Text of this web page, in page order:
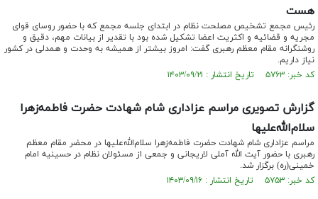
هست
رئیس مجمع تشخیص مصلحت نظام در ابتدای جلسه مجمع که با حضور روسای قوای
مجریه و قضائیه و اکثریت اعضا تشکیل شده بود با تقدیر از بیانات مهم، دقیق و
روشنگرانه مقام معظم رهبری گفت: امروز بیشتر از همیشه به وحدت و همدلی در کشور
نیاز داریم.
کد خبر: ۵۷۶۳ تاریخ انتشار : ۱۴۰۳/۰۹/۲۱
گزارش تصویری مراسم عزاداری شام شهادت حضرت فاطمه‌زهرا
سلام‌الله‌علیها
مراسم عزاداری شام شهادت حضرت فاطمه‌زهرا سلام‌الله‌علیها در محضر مقام معظم
رهبری با حضور آیت الله آملی لاریجانی و جمعی از مسئولان نظام در حسینیه امام
خمینی(ره) برگزار شد.
کد خبر: ۵۷۵۳ تاریخ انتشار : ۱۴۰۳/۰۹/۱۶